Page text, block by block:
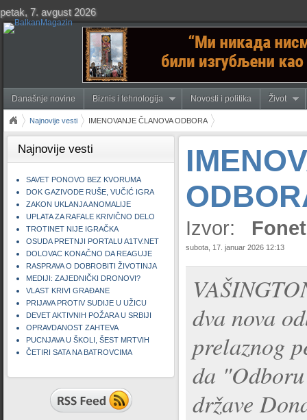
petak, 7. avgust 2026
Današnje novine Biznis i tehnologija Novosti i politika Život
Najnovije vesti IMENOVANJE ČLANOVA ODBORA
Najnovije vesti
SAVET PONOVO BEZ KVORUMA
DOK GAZIVODE RUŠE, VUČIĆ IGRA
ZAKON UKLANJA ANOMALIJE
UPLATA ZA RAFALE KRIVIČNO DELO
TROTINET NIJE IGRAČKA
OSUDA PRETNJI PORTALU A1TV.NET
DOLOVAC KONAČNO DA REAGUJE
RASPRAVA O DOBROBITI ŽIVOTINJA
MEDIJI: ZAJEDNIČKI DRONOVI?
VLAST KRIVI GRAĐANE
PRIJAVA PROTIV SUDIJE U UŽICU
DEVET AKTIVNIH POŽARA U SRBIJI
OPRAVDANOST ZAHTEVA
PUCNJAVA U ŠKOLI, ŠEST MRTVIH
ČETIRI SATA NA BATROVCIMA
Izvor: Fonet
subota, 17. januar 2026 12:13
dva nova
prelaznog
da
države